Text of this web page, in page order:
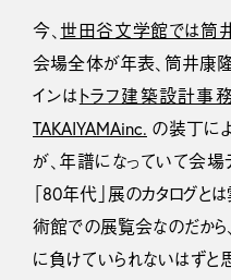
今、 世田谷文学館では筒
会場全体が年表、筒井康
インは トラフ建築設計事
TAKAIYAMAinc. の装丁に
が、年譜になっていて会場
「80年代」展のカタログと
術館での展覧会なのだから
に負けていられないはずと